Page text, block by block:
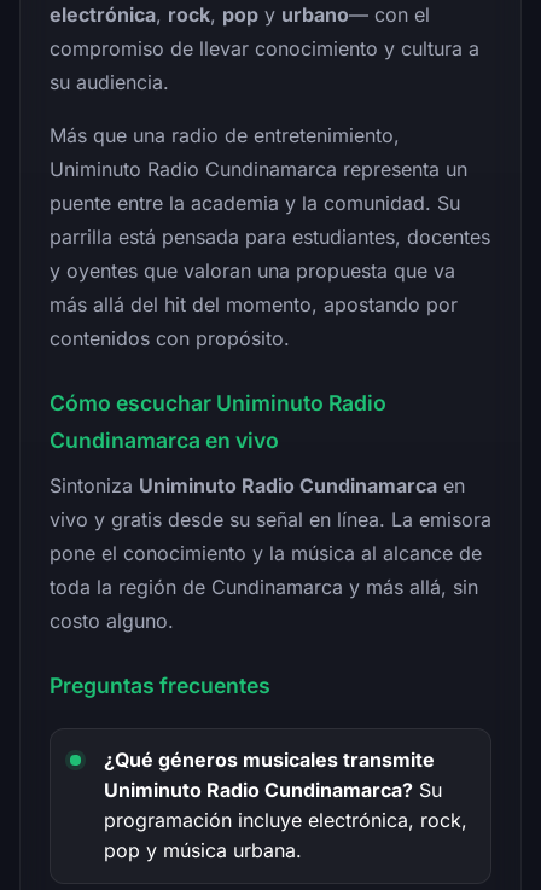
electrónica, rock, pop y urbano— con el
compromiso de llevar conocimiento y cultura a
su audiencia.
Más que una radio de entretenimiento,
Uniminuto Radio Cundinamarca representa un
puente entre la academia y la comunidad. Su
parrilla está pensada para estudiantes, docentes
y oyentes que valoran una propuesta que va
más allá del hit del momento, apostando por
contenidos con propósito.
Cómo escuchar Uniminuto Radio
Cundinamarca en vivo
Sintoniza Uniminuto Radio Cundinamarca en
vivo y gratis desde su señal en línea. La emisora
pone el conocimiento y la música al alcance de
toda la región de Cundinamarca y más allá, sin
costo alguno.
Preguntas frecuentes
¿Qué géneros musicales transmite
Uniminuto Radio Cundinamarca? Su
programación incluye electrónica, rock,
pop y música urbana.